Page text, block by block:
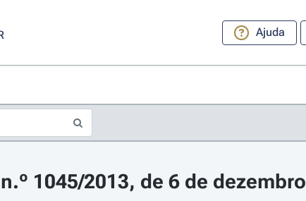
Ajuda
1045/2013, de 6 de dezembro